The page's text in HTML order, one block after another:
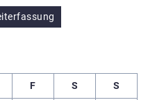
F S S